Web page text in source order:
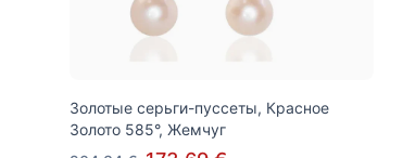
Золотые серьги-пуссеты, Красное
Золото 585°, Жемчуг